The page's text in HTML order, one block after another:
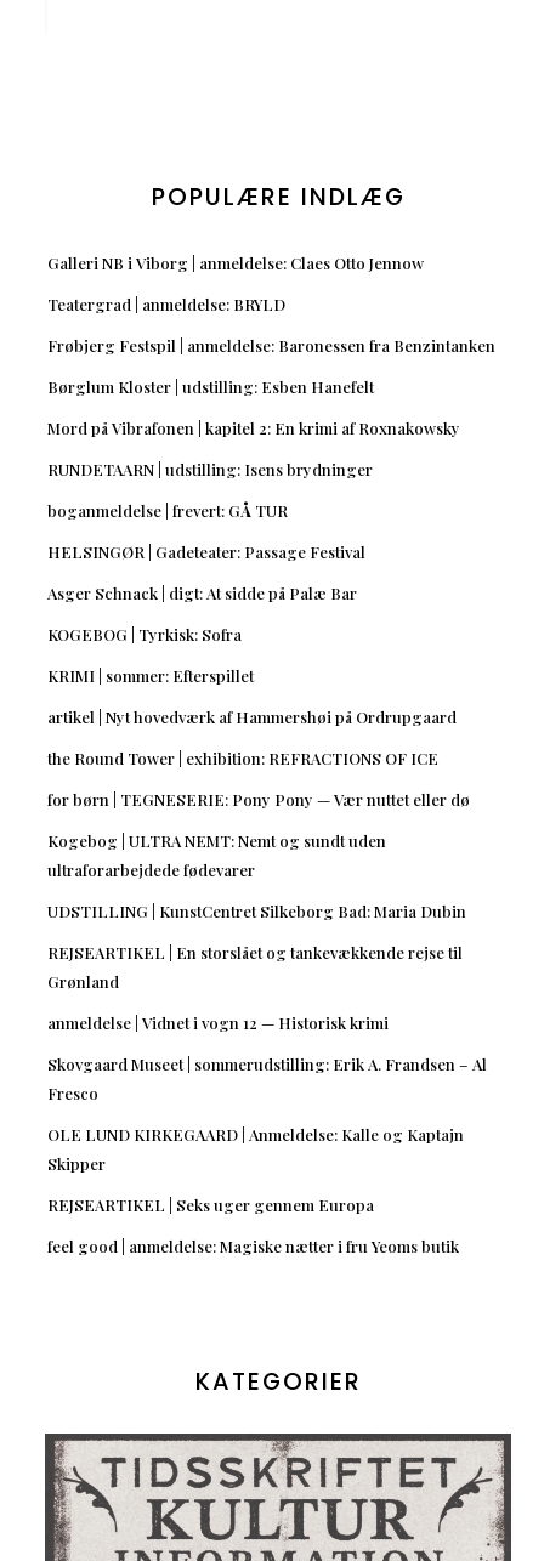
POPULÆRE INDLÆG
Galleri NB i Viborg | anmeldelse: Claes Otto Jennow
Teatergrad | anmeldelse: BRYLD
Frøbjerg Festspil | anmeldelse: Baronessen fra Benzintanken
Børglum Kloster | udstilling: Esben Hanefelt
Mord på Vibrafonen | kapitel 2: En krimi af Roxnakowsky
RUNDETAARN | udstilling: Isens brydninger
boganmeldelse | frevert: GÅ TUR
HELSINGØR | Gadeteater: Passage Festival
Asger Schnack | digt: At sidde på Palæ Bar
KOGEBOG | Tyrkisk: Sofra
KRIMI | sommer: Efterspillet
artikel | Nyt hovedværk af Hammershøi på Ordrupgaard
the Round Tower | exhibition: REFRACTIONS OF ICE
for børn | TEGNESERIE: Pony Pony — Vær nuttet eller dø
Kogebog | ULTRA NEMT: Nemt og sundt uden
ultraforarbejdede fødevarer
UDSTILLING | KunstCentret Silkeborg Bad: Maria Dubin
REJSEARTIKEL | En storslået og tankevækkende rejse til
Grønland
anmeldelse | Vidnet i vogn 12 — Historisk krimi
Skovgaard Museet | sommerudstilling: Erik A. Frandsen – Al
Fresco
OLE LUND KIRKEGAARD | Anmeldelse: Kalle og Kaptajn
Skipper
REJSEARTIKEL | Seks uger gennem Europa
feel good | anmeldelse: Magiske nætter i fru Yeoms butik
KATEGORIER